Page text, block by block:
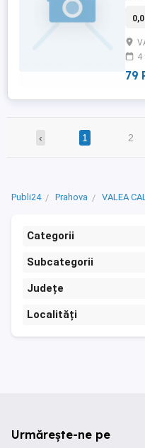
4
79
‹ 1 2
Publi24 Prahova VALEA
Categorii
Subcategorii
Județe
Localități
Urmărește-ne pe